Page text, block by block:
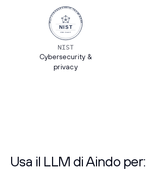
NIST
Cybersecurity &
privacy
Usa il LLM di Aindo per: